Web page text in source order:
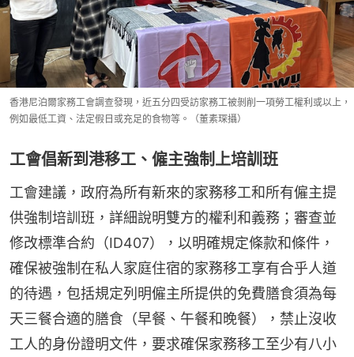
香港尼泊爾家務工會調查發現，近五分四受訪家務工被剝削一項勞工權利或以上，
例如最低工資、法定假日或充足的食物等。（董素琛攝）
工會倡新到港移工、僱主強制上培訓班
工會建議，政府為所有新來的家務移工和所有僱主提
供強制培訓班，詳細說明雙方的權利和義務；審查並
修改標準合約（ID407），以明確規定條款和條件，
確保被強制在私人家庭住宿的家務移工享有合乎人道
的待遇，包括規定列明僱主所提供的免費膳食須為每
天三餐合適的膳食（早餐、午餐和晚餐），禁止沒收
工人的身份證明文件，要求確保家務移工至少有八小